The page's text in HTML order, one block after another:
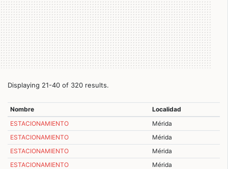
Displaying 21-40 of 320 results.
Nombre
Localidad
ESTACIONAMIENTO
Mérida
ESTACIONAMIENTO
Mérida
ESTACIONAMIENTO
Mérida
ESTACIONAMIENTO
Mérida